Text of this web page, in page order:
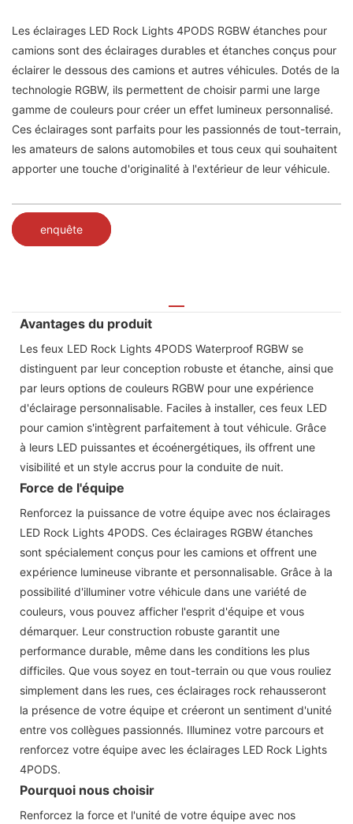
Les éclairages LED Rock Lights 4PODS RGBW étanches pour
camions sont des éclairages durables et étanches conçus pour
éclairer le dessous des camions et autres véhicules. Dotés de la
technologie RGBW, ils permettent de choisir parmi une large
gamme de couleurs pour créer un effet lumineux personnalisé.
Ces éclairages sont parfaits pour les passionnés de tout-terrain,
les amateurs de salons automobiles et tous ceux qui souhaitent
apporter une touche d'originalité à l'extérieur de leur véhicule.
enquête
Avantages du produit
Les feux LED Rock Lights 4PODS Waterproof RGBW se
distinguent par leur conception robuste et étanche, ainsi que
par leurs options de couleurs RGBW pour une expérience
d'éclairage personnalisable. Faciles à installer, ces feux LED
pour camion s'intègrent parfaitement à tout véhicule. Grâce
à leurs LED puissantes et écoénergétiques, ils offrent une
visibilité et un style accrus pour la conduite de nuit.
Force de l'équipe
Renforcez la puissance de votre équipe avec nos éclairages
LED Rock Lights 4PODS. Ces éclairages RGBW étanches
sont spécialement conçus pour les camions et offrent une
expérience lumineuse vibrante et personnalisable. Grâce à la
possibilité d'illuminer votre véhicule dans une variété de
couleurs, vous pouvez afficher l'esprit d'équipe et vous
démarquer. Leur construction robuste garantit une
performance durable, même dans les conditions les plus
difficiles. Que vous soyez en tout-terrain ou que vous rouliez
simplement dans les rues, ces éclairages rock rehausseront
la présence de votre équipe et créeront un sentiment d'unité
entre vos collègues passionnés. Illuminez votre parcours et
renforcez votre équipe avec les éclairages LED Rock Lights
4PODS.
Pourquoi nous choisir
Renforcez la force et l'unité de votre équipe avec nos